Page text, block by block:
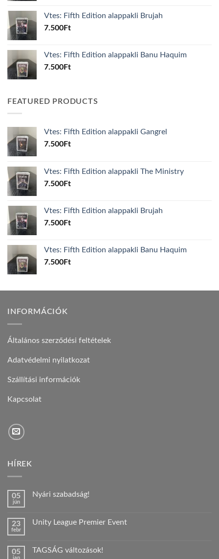
Vtes: Fifth Edition alappakli Brujah
7.500Ft
Vtes: Fifth Edition alappakli Banu Haquim
7.500Ft
FEATURED PRODUCTS
Vtes: Fifth Edition alappakli Gangrel
7.500Ft
Vtes: Fifth Edition alappakli The Ministry
7.500Ft
Vtes: Fifth Edition alappakli Brujah
7.500Ft
Vtes: Fifth Edition alappakli Banu Haquim
7.500Ft
INFORMÁCIÓK
Általános szerződési feltételek
Adatvédelmi nyilatkozat
Szállítási információk
Kapcsolat
HÍREK
05
jún
Nyári szabadság!
Nyári
23
febr
Unity League Premier Event
Unity
05
jan
TAGSÁG változások!